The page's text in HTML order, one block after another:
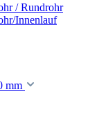
/ Rundrohr
Innenlauf
mm